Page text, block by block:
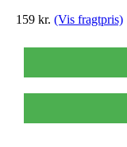
159 kr. (Vis fragtpris)